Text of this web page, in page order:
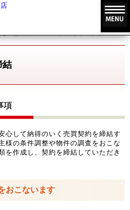
不動産売却の手順 不
結
項
心して納得のいく売買契約を締結す
様の条件調整や物件の調査をおこな
を作成し、契約を締結していただき
おこないます